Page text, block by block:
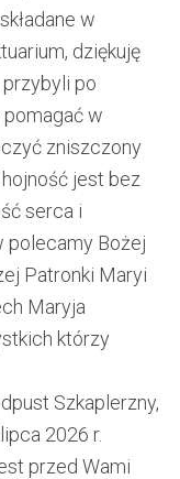
w
, dziękuję
po
pomagać w
zniszczony
jest bez
serca i
polecamy Bożej
Patronki Maryi
Maryja
którzy
Szkaplerzny,
lipca 2026 r.
przed Wami